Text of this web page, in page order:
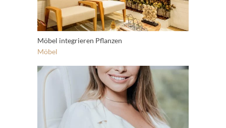
Möbel integrieren Pflanzen
Möbel